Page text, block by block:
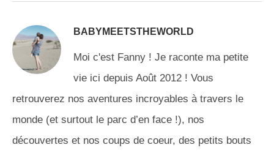
BABYMEETSTHEWORLD
Moi c'est Fanny ! Je raconte ma petite
vie ici depuis Août 2012 ! Vous
retrouverez nos aventures incroyables à travers le
monde (et surtout le parc d’en face !), nos
découvertes et nos coups de coeur, des petits bouts